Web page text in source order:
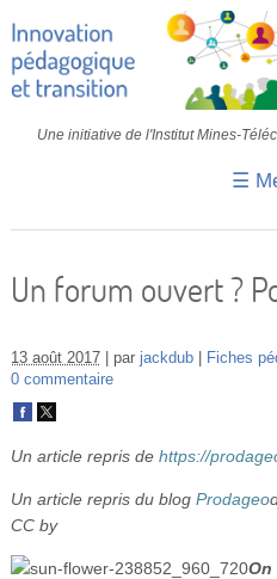
Une initiative de l'Institut Mines-
☰
Retours
Un forum ouvert ?
13 août 2017 par jackdub Fiches
0 commentaire
Un article repris de https://
Un article repris du blog Prodageo
CC by
On